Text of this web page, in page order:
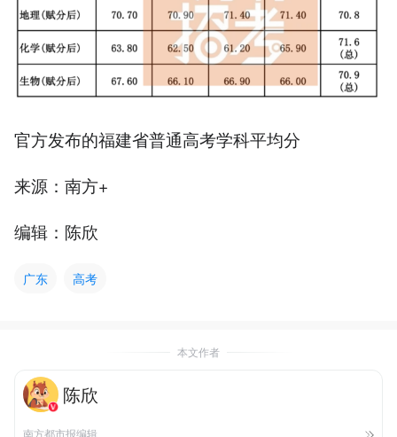
官方发布的福建省普通高考学科平均分
来源：南方+
编辑：陈欣
广东 高考
本文作者
陈欣
南方都市报编辑